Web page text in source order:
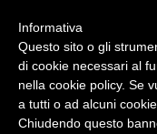
ABATE
Servizi alle
Informativa
Questo sito o gli
di cookie necessari al
nella cookie policy. Se
a tutti o ad alcuni
Chiudendo questo